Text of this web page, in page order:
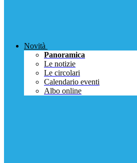
Novità
Panoramica
Le notizie
Le circolari
Calendario eventi
Albo online